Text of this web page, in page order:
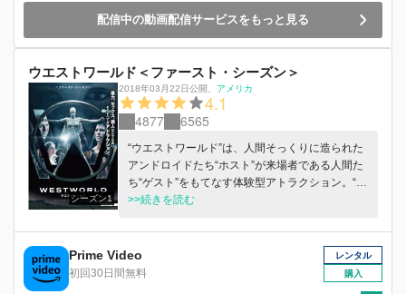
配信中の動画配信サービスをもっと見る
ウエストワールド＜ファースト・シーズン＞
シーズン1
2018年03月22日公開、 アメリカ
4.1
4877 6565
“ウエストワールド”は、人間そっくりに造られた
アンドロイドたち“ホスト”が来場者である人間た
ち“ゲスト”をもてなす体験型アトラクション。“ホ
スト”には娼婦・悪党・保安官など、各自の役割
り、“ゲスト”を傷つけることは決してできない。
一方の“ゲスト”はパーク内であれば自らの欲望の
まま、時には殺人やレイプなど道徳に反する行動
をとることも許されていた。精巧なAI技術と厳重
>>続きを読む
Prime Video
初回30日間無料
レンタル
購入